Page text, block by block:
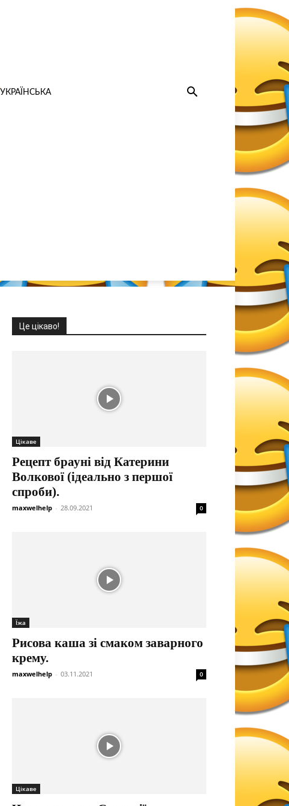
УКРАЇНСЬКА
Це цікаво!
Цікаве
Рецепт брауні від Катерини
Волкової (ідеально з першої
спроби).
maxwelhelp - 28.09.2021 0
Їжа
Рисова каша зі смаком заварного
крему.
maxwelhelp - 03.11.2021 0
Цікаве